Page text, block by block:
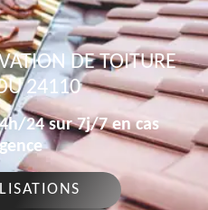
DE TOITURE
24110
24 sur 7j/7 en cas